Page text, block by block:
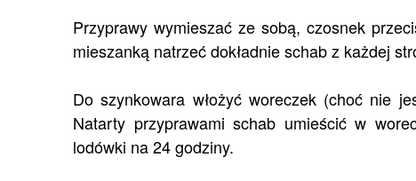
Przyprawy wymieszać ze sobą, czosnek
mieszanką natrzeć dokładnie schab z każdej
Do szynkowara włożyć woreczek (choć nie
Natarty przyprawami schab umieścić w
lodówki na 24 godziny.